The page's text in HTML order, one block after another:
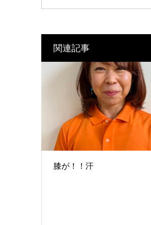
関連記事
膝が！！汗